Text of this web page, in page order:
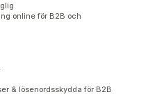
online för B2B och
& lösenordsskydda för B2B